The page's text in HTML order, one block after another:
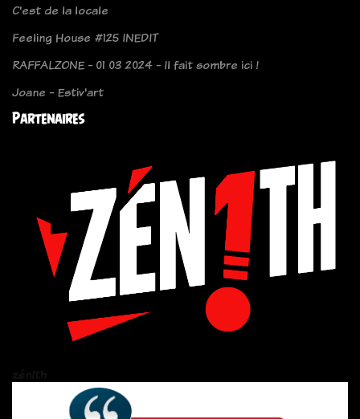
C'est de la locale
Feeling House #125 INEDIT
RAFFALZONE - 01 03 2024 - Il fait sombre ici !
Joane - Estiv'art
Partenaires